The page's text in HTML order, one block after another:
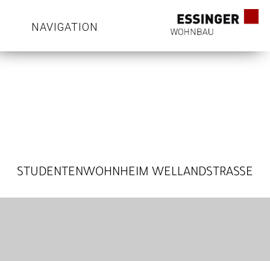
NAVIGATION
STUDENTENWOHNHEIM WELLANDSTRASSE